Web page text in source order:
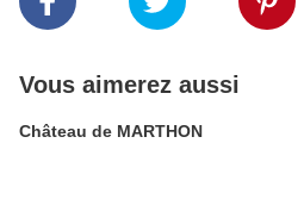
Vous aimerez aussi
Château de MARTHON